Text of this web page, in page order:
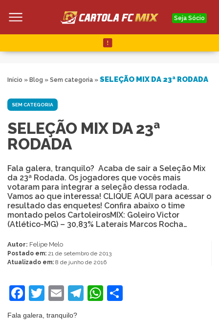
Seja Sócio
Início » Blog » Sem categoria » SELEÇÃO MIX DA 23ª RODADA
SEM CATEGORIA
SELEÇÃO MIX DA 23ª
RODADA
Fala galera, tranquilo? Acaba de sair a Seleção Mix
da 23ª Rodada. Os jogadores que vocês mais
votaram para integrar a seleção dessa rodada.
Vamos ao que interessa! CLIQUE AQUI para acessar o
resultado das enquetes! Confira abaixo o time
montado pelos CartoleirosMIX: Goleiro Victor
(Atlético-MG) – 30,83% Laterais Marcos Rocha…
Autor: Felipe Melo
Postado em: 21 de setembro de 2013
Atualizado em: 8 de junho de 2016
Facebook
Twitter
EmailTelegram
WhatsApp
Fala galera, tranquilo?